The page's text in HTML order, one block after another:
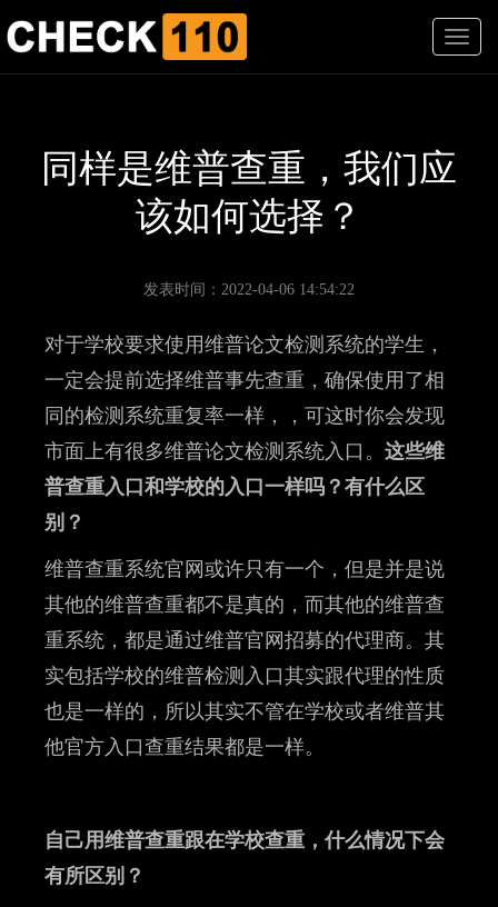
T
o
同样是维普查重，我们应
该如何选择？
发表时间：2022-04-06 14:54:22
对于学校要求使用维普论文检测系统的学生，
一定会提前选择维普事先查重，确保使用了相
同的检测系统重复率一样，，可这时你会发现
市面上有很多维普论文检测系统入口。 这些维
普查重入口和学校的入口一样吗？有什么区
别？
维普查重系统官网或许只有一个，但是并是说
其他的维普查重都不是真的，而其他的维普查
重系统，都是通过维普官网招募的代理商。其
实包括学校的维普检测入口其实跟代理的性质
也是一样的，所以其实不管在学校或者维普其
他官方入口查重结果都是一样。
自己用维普查重跟在学校查重，什么情况下会
有所区别？